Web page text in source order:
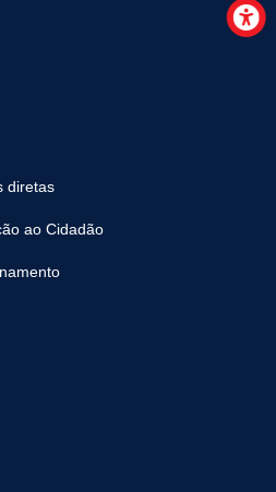
diretas
ao Cidadão